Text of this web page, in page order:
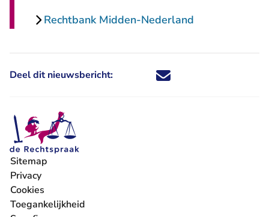
Rechtbank Midden-Nederland
Deel dit nieuwsbericht: Deel dit nieuwsbericht via X -
Deel dit nieuwsbericht via
Deel dit nieuwsbericht
Deel dit
Sitemap
Privacy
Cookies
Toegankelijkheid